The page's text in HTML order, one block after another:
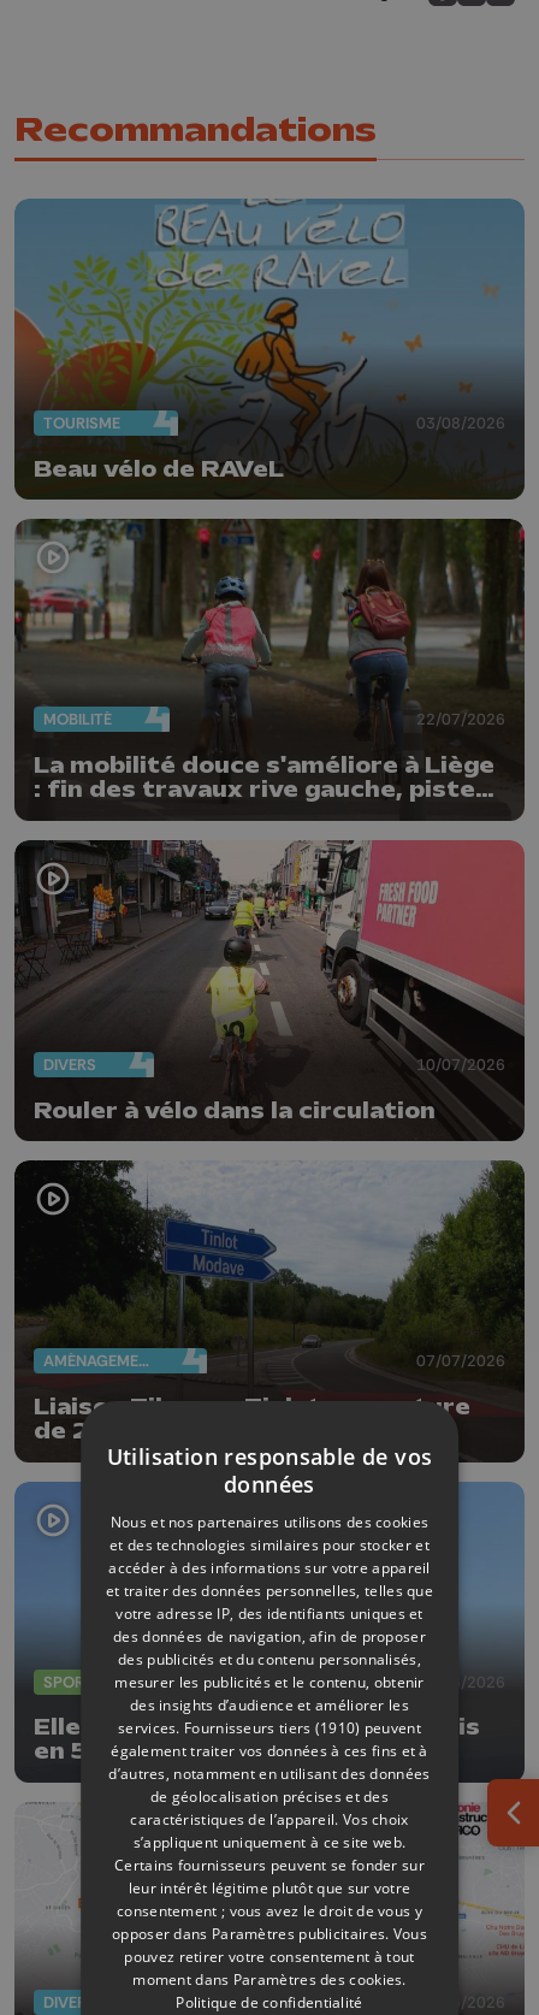
Partagez sur
Partagez
Recommandations
TOURISME 03/08/2026
Beau vélo de RAVeL
MOBILITÉ 22/07/2026
La mobilité douce s'améliore à Liège
: fin des travaux rive gauche, pistes
Guillemins...
DIVERS 10/07/2026
Rouler à vélo dans la circulation
AMÉNAGEMENT DU TERRITOIRE 07/07/2026
Liaison Tihange-Tinlot : ouverture
de 2 nouveaux tronçons
SPORTS 29/06/2026
Elle a gravi le Mont Ventoux 15 fois
en 5 jours ! Pari fou réussi pour
Delphine Thirifays
DIVERS 05/06/2026
Utilisation responsable de vos
données
Nous et nos partenaires utilisons des cookies
et des technologies similaires pour stocker et
accéder à des informations sur votre appareil
et traiter des données personnelles, telles que
votre adresse IP, des identifiants uniques et
des données de navigation, afin de proposer
des publicités et du contenu personnalisés,
mesurer les publicités et le contenu, obtenir
des insights d’audience et améliorer les
services. Fournisseurs tiers (1910) peuvent
également traiter vos données à ces fins et à
d’autres, notamment en utilisant des données
de géolocalisation précises et des
caractéristiques de l’appareil. Vos choix
s’appliquent uniquement à ce site web.
Certains fournisseurs peuvent se fonder sur
leur intérêt légitime plutôt que sur votre
consentement ; vous avez le droit de vous y
opposer dans Paramètres publicitaires. Vous
pouvez retirer votre consentement à tout
moment dans Paramètres des cookies.
Politique de confidentialité